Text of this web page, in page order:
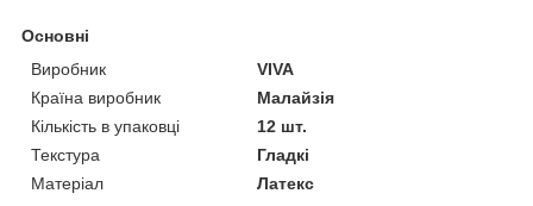
Основні
Виробник
VIVA
Країна виробник
Малайзія
Кількість в упаковці
12 шт.
Текстура
Гладкі
Матеріал
Латекс